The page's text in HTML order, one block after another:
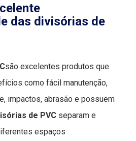
das divisórias de
são excelentes produtos que
como fácil manutenção,
impactos, abrasão e possuem
de PVC separam e
espaços